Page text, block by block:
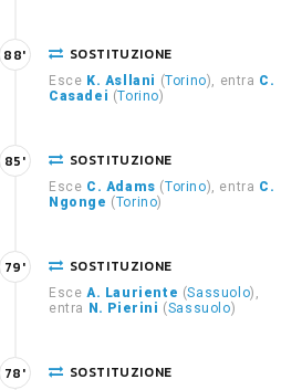
SOSTITUZIONE
Esce K. Asllani (Torino), entra C.
Casadei (Torino)
88'
SOSTITUZIONE
Esce C. Adams (Torino), entra C.
Ngonge (Torino)
85'
SOSTITUZIONE
Esce A. Lauriente (Sassuolo),
entra
N. Pierini (Sassuolo)
79'
SOSTITUZIONE
78'